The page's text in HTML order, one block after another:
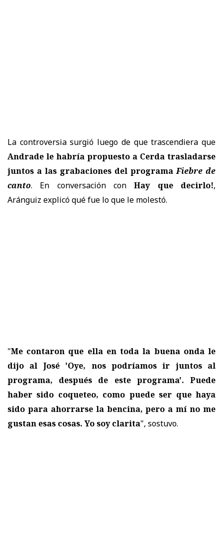
La controversia surgió luego de que trascendiera que
Andrade le habría propuesto a Cerda trasladarse
juntos a las grabaciones del programaFiebre de
canto. En conversación conHay que decirlo!,
Aránguiz explicó qué fue lo que le molestó.
"Me contaron que ella en toda la buena onda le
dijo al José 'Oye, nos podríamos ir juntos al
programa, después de este programa'. Puede
haber sido coqueteo, como puede ser que haya
sido para ahorrarse la bencina, pero a mí no me
gustan esas cosas. Yo soy clarita", sostuvo.